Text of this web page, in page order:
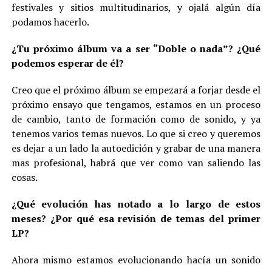
festivales y sitios multitudinarios, y ojalá algún día
podamos hacerlo.
¿Tu próximo álbum va a ser “Doble o nada”? ¿Qué
podemos esperar de él?
Creo que el próximo álbum se empezará a forjar desde el
próximo ensayo que tengamos, estamos en un proceso
de cambio, tanto de formación como de sonido, y ya
tenemos varios temas nuevos. Lo que si creo y queremos
es dejar a un lado la autoedición y grabar de una manera
mas profesional, habrá que ver como van saliendo las
cosas.
¿Qué evolución has notado a lo largo de estos
meses? ¿Por qué esa revisión de temas del primer
LP?
Ahora mismo estamos evolucionando hacía un sonido